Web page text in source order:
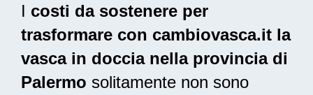
I costi da sostenere per
trasformare con cambiovasca.it la
vasca in doccia nella provincia di
Palermo solitamente non sono